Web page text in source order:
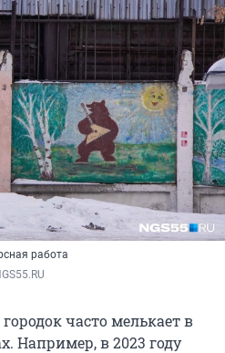
работа
часто мелькает в
Например, в 2023 году